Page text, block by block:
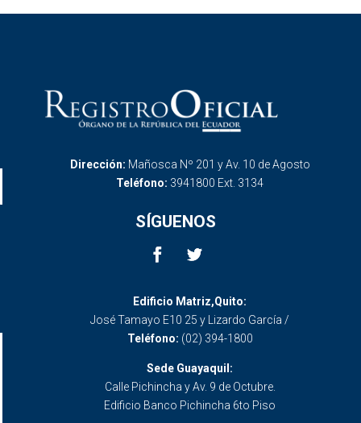
Dirección: Mañosca Nº 201 y Av. 10 de Agosto
Teléfono: 3941800 Ext. 3134
SÍGUENOS
Edificio Matriz,Quito:
José Tamayo E10 25 y Lizardo García /
Teléfono: (02) 394-1800
Sede Guayaquil:
Calle Pichincha y Av. 9 de Octubre.
Edificio Banco Pichincha 6to Piso